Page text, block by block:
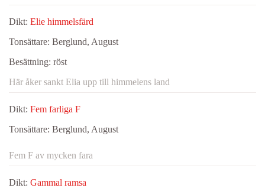
Dikt: Elie himmelsfärd
Tonsättare: Berglund, August
Besättning: röst
Här åker sankt Elia upp till himmelens land
Dikt: Fem farliga F
Tonsättare: Berglund, August
Fem F av mycken fara
Dikt: Gammal ramsa